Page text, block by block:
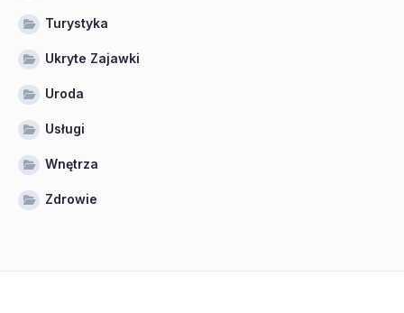
Turystyka
Ukryte Zajawki
Uroda
Usługi
Wnętrza
Zdrowie